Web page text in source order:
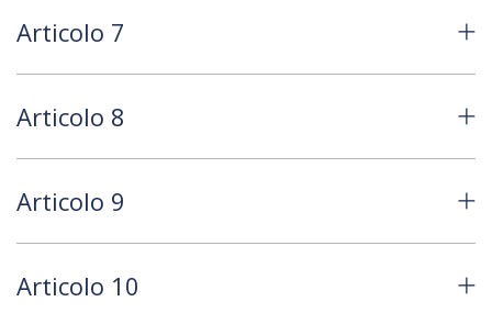
Articolo 7
Articolo 8
Articolo 9
Articolo 10